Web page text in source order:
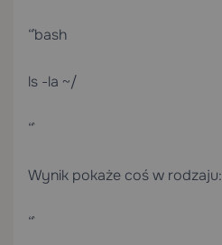
“`bash
ls -la ~/
“`
Wynik pokaże coś w rodzaju:
“`